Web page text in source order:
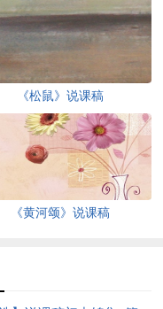
《松鼠》说课稿
《黄河颂》说课稿